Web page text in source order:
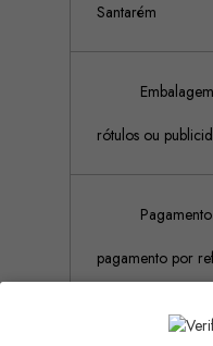
Santarém
rótulos ou
pagamento por